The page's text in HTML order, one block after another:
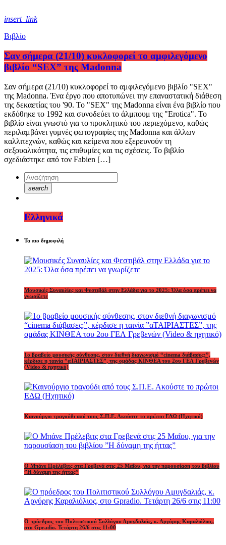
insert_link
Βιβλίο
Σαν σήμερα (21/10) κυκλοφορεί το αμφιλεγόμενο
βιβλίο “SEX” της Madonna
Σαν σήμερα (21/10) κυκλοφορεί το αμφιλεγόμενο βιβλίο "SEX"
της Madonna. Ένα έργο που αποτυπώνει την επαναστατική διάθεση
της δεκαετίας του '90. Το "SEX" της Madonna είναι ένα βιβλίο που
εκδόθηκε το 1992 και συνοδεύει το άλμπουμ της "Erotica". Το
βιβλίο είναι γνωστό για το προκλητικό του περιεχόμενο, καθώς
περιλαμβάνει γυμνές φωτογραφίες της Madonna και άλλων
καλλιτεχνών, καθώς και κείμενα που εξερευνούν τη
σεξουαλικότητα, τις επιθυμίες και τις σχέσεις. Το βιβλίο
σχεδιάστηκε από τον Fabien […]
search
Ελληνικά
Τα πιο δημοφιλή
Μουσικές Συναυλίες και Φεστιβάλ στην Ελλάδα για το 2025: Όλα όσα πρέπει να
γνωρίζετε
1o βραβείο μουσικής σύνθεσης, στον διεθνή διαγωνισμό “cinema διάβασες;”,
κέρδισε η ταινία ”αΤΑΙΡΙΑΣΤΕΣ”, της ομάδας ΚΙΝΘΕΑ του 2ου ΓΕΛ Γρεβενών
(Video & ηχητικό)
Καινούργιο τραγούδι από τους Σ.Π.Ε. Ακούστε το πρώτοι ΕΔΩ (Ηχητικό)
Ο Μπάνε Πρέλεβιτς στα Γρεβενά στις 25 Μαΐου, για την παρουσίαση του βιβλίου
”Η δύναμη της ήττας”
Ο πρόεδρος του Πολιτιστικού Συλλόγου Αμυγδαλιάς, κ. Αργύρης Καραλιόλιος,
στο Gpradio. Τετάρτη 26/6 στις 11:00